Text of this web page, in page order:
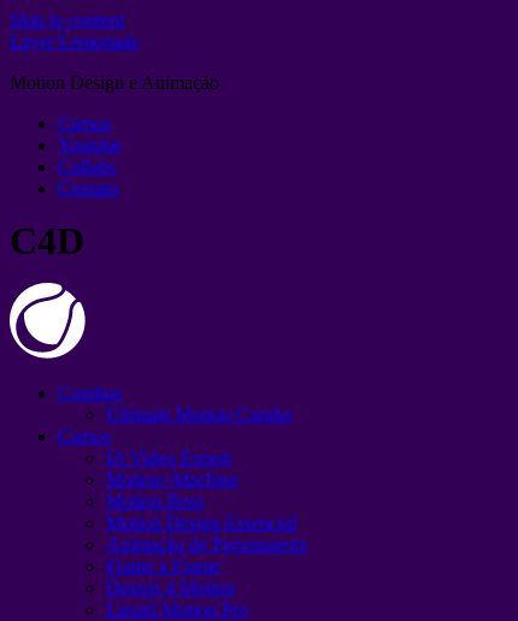
Skip to content
Layer Lemonade
Motion Design e Animação
Cursos
Youtube
Collabs
Contato
C4D
Combos
Ultimate Motion Combo
Cursos
IA Video Expert
Motion+Machine
Motion Boss
Motion Design Essencial
Animação de Personagens
Frame a Frame
Design 4 Motion
Liquid Motion Pro